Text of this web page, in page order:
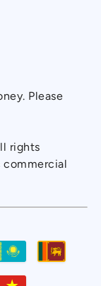
Please
rights
commercial